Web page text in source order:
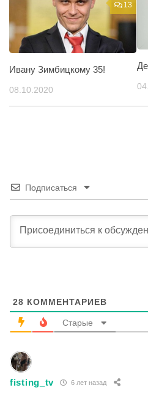
13
Ивану Зимбицкому 35!
08.10.2020
Подписаться
28 КОММЕНТАРИЕВ
Старые
fisting_tv 6 лет назад